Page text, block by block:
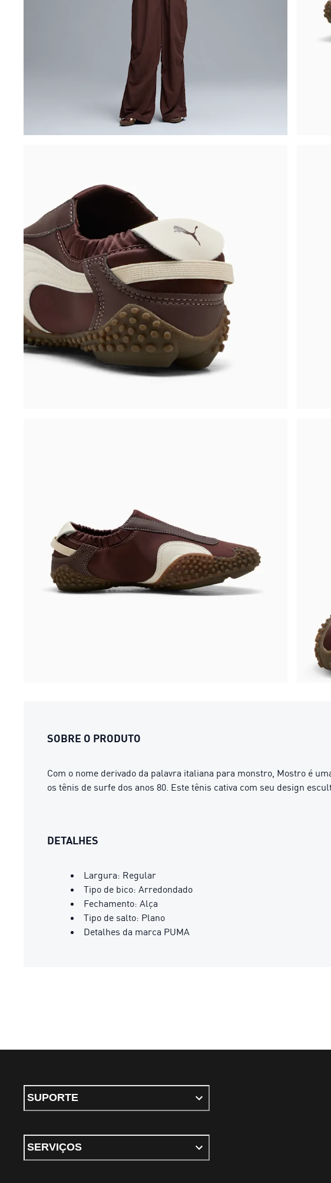
SOBRE O PRODUTO
Com o nome derivado da palavra italiana para monstro, Mostro é
os tênis de surfe dos anos 80. Este tênis cativa com seu design
DETALHES
Largura: Regular
Tipo de bico: Arredondado
Fechamento: Alça
Tipo de salto: Plano
Detalhes da marca PUMA
SUPORTE
SERVIÇOS